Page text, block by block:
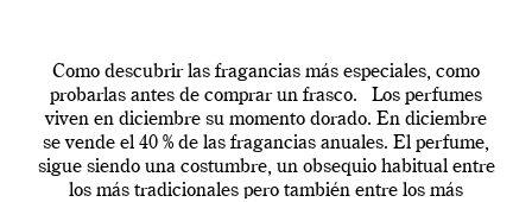
Como descubrir las fragancias más especiales, como
probarlas antes de comprar un frasco. Los perfumes
viven en diciembre su momento dorado. En diciembre
se vende el 40 % de las fragancias anuales. El perfume,
sigue siendo una costumbre, un obsequio habitual entre
los más tradicionales pero también entre los más